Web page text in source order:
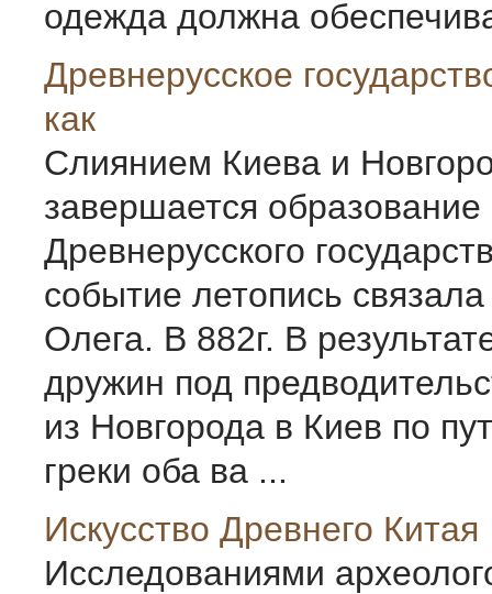
одежда должна
Древнерусское
как
Слиянием Киева и
завершается образование
Древнерусского
событие летопись
Олега. В 882г. В
дружин под
из Новгорода в Киев по
греки оба ва ...
Искусство Древнего Китая
Исследованиями